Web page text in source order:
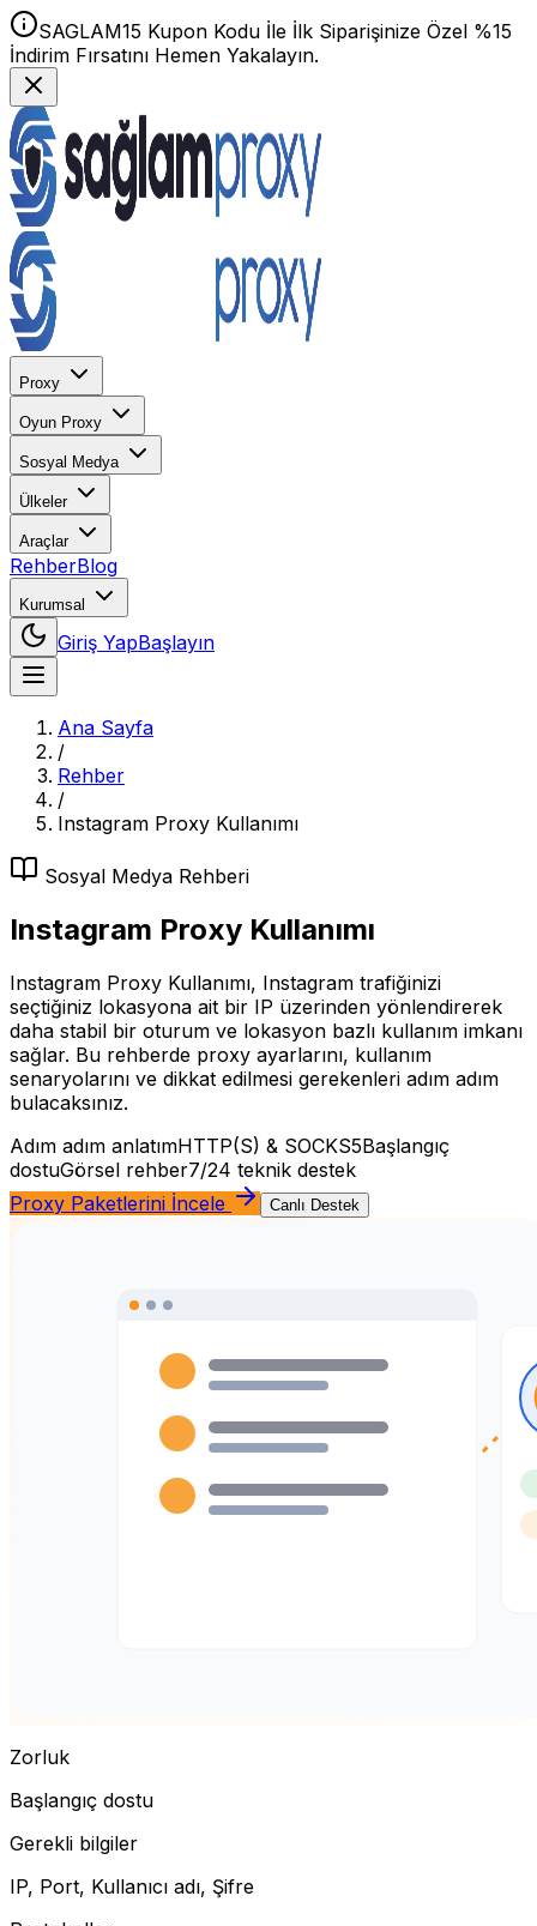
SAGLAM15 Kupon Kodu İle İlk Siparişinize Özel %15
İndirim Fırsatını Hemen Yakalayın.
Proxy
Oyun Proxy
Sosyal Medya
Ülkeler
Araçlar
RehberBlog
Kurumsal
Giriş YapBaşlayın
Ana Sayfa
/
Rehber
/
Instagram Proxy Kullanımı
Sosyal Medya Rehberi
Instagram Proxy Kullanımı
Instagram Proxy Kullanımı, Instagram trafiğinizi
seçtiğiniz lokasyona ait bir IP üzerinden yönlendirerek
daha stabil bir oturum ve lokasyon bazlı kullanım imkanı
sağlar. Bu rehberde proxy ayarlarını, kullanım
senaryolarını ve dikkat edilmesi gerekenleri adım adım
bulacaksınız.
Adım adım anlatımHTTP(S) & SOCKS5Başlangıç
dostuGörsel rehber7/24 teknik destek
Proxy Paketlerini İncele
Canlı Destek
Zorluk
Başlangıç dostu
Gerekli bilgiler
IP, Port, Kullanıcı adı, Şifre